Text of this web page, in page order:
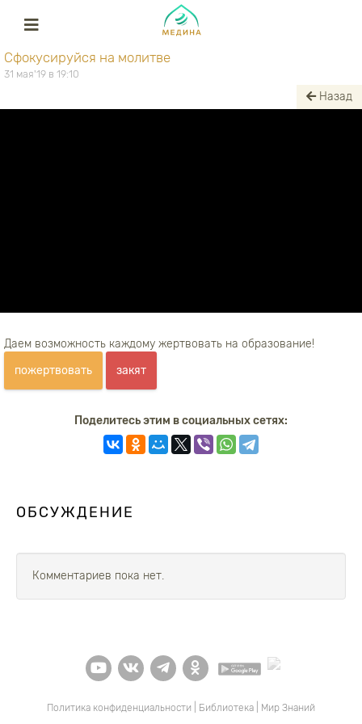
Сфокусируйся на молитве
31 мая'19 в 19:10
Назад
Даем возможность каждому жертвовать на образование!
пожертвовать
закят
Поделитесь этим в социальных сетях:
ОБСУЖДЕНИЕ
Комментариев пока нет.
Политика конфиденциальности Библиотека Мир Знаний